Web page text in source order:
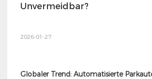
Unvermeidbar?
2026-01-27
Globaler Trend: Automatisierte